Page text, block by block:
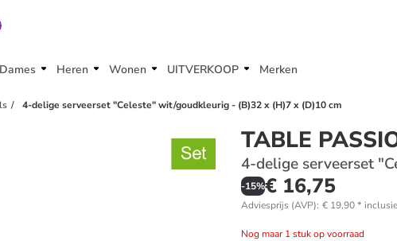
Dames Heren Wonen UITVERKOOP Merken
4-delige serveerset "Celeste" wit/goudkleurig - (B)32 x (H)7 x (D)10 cm
TABLE
4-delige serveerset
-15%€ 16,75
Adviesprijs (AVP): € 19,90*
Nog maar 1 stuk op voorraad